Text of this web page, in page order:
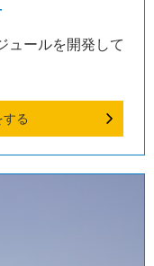
ュールを開発して
る